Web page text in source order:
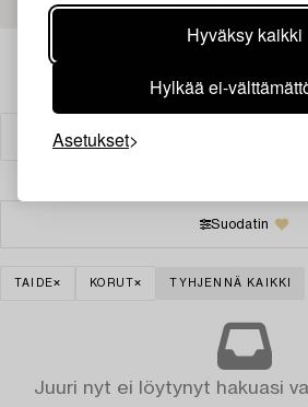
Hyväksy kaikki
Hylkää ei-
Asetukset
CREATE AN
Suodatin
TAIDE KORUT TYHJENNÄ KAIKKI
Juuri nyt ei löytynyt hakuasi